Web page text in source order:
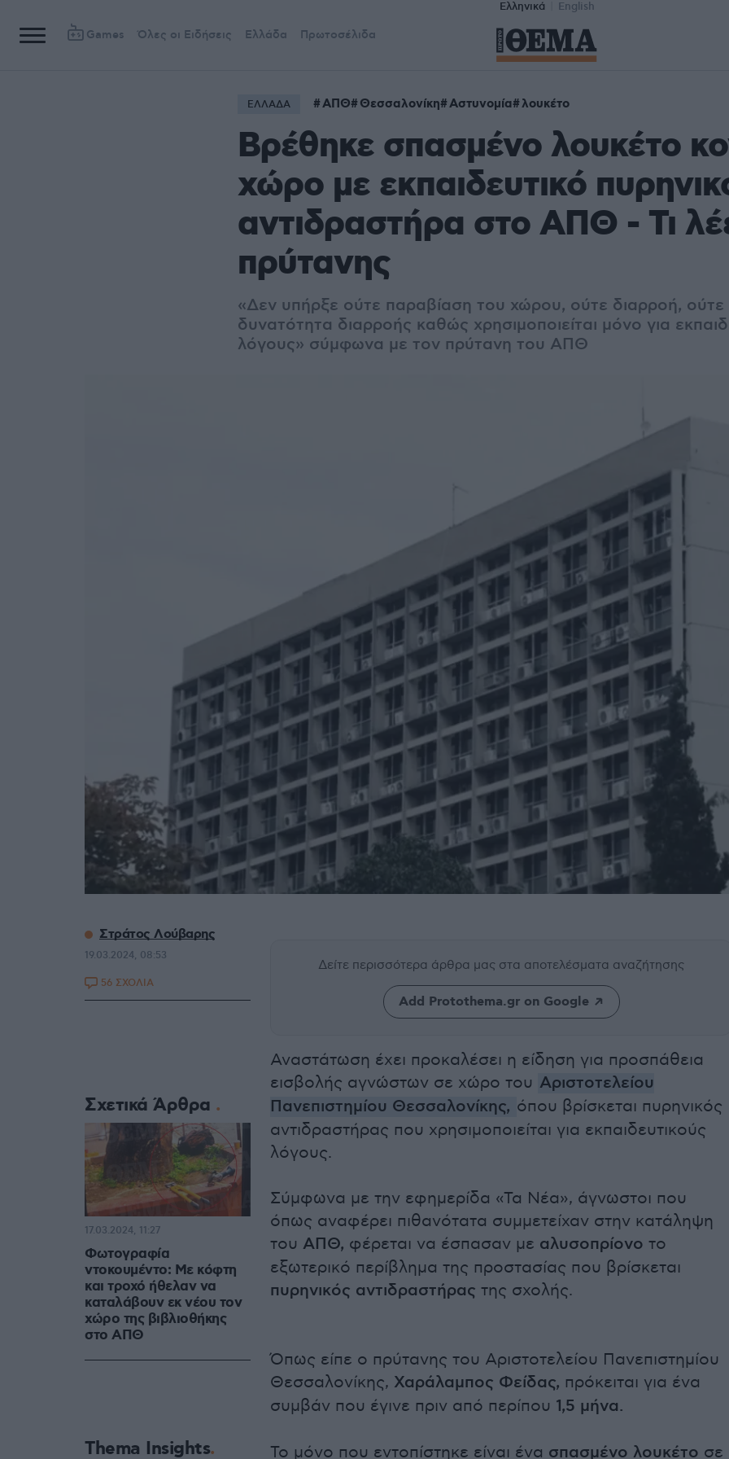
Ελληνικά English
Games Όλες οι Ειδήσεις Ελλάδα Πρωτοσέλιδα
ΕΛΛΑΔΑ ΑΠΘ Θεσσαλονίκη Αστυνομία λουκέτο
Βρέθηκε σπασμένο λουκέτο
χώρο με εκπαιδευτικό
αντιδραστήρα στο ΑΠΘ - Τι
πρύτανης
«Δεν υπήρξε ούτε παραβίαση του χώρου, ούτε διαρροή, ούτε
δυνατότητα διαρροής καθώς χρησιμοποιείται μόνο για
λόγους» σύμφωνα με τον πρύτανη του ΑΠΘ
Δείτε περισσότερα άρθρα μας στα αποτελέσματα αναζήτησης
Add Protothema.gr on Google
Αναστάτωση έχει προκαλέσει η είδηση για προσπάθεια
εισβολής αγνώστων σε χώρο του Αριστοτελείου
Πανεπιστημίου Θεσσαλονίκης, όπου βρίσκεται πυρηνικός
αντιδραστήρας που χρησιμοποιείται για εκπαιδευτικούς
λόγους.
Σύμφωνα με την εφημερίδα «Τα Νέα», άγνωστοι που
όπως αναφέρει πιθανότατα συμμετείχαν στην κατάληψη
του ΑΠΘ, φέρεται να έσπασαν με αλυσοπρίονο το
εξωτερικό περίβλημα της προστασίας που βρίσκεται
πυρηνικός αντιδραστήρας της σχολής.
Όπως είπε ο πρύτανης του Αριστοτελείου Πανεπιστημίου
Θεσσαλονίκης, Χαράλαμπος Φείδας, πρόκειται για ένα
συμβάν που έγινε πριν από περίπου 1,5 μήνα.
Το μόνο που εντοπίστηκε είναι ένα σπασμένο λουκέτο σε
Στράτος Λούβαρης
19.03.2024, 08:53
56 ΣΧΟΛΙΑ
Σχετικά Άρθρα
Φωτογραφία
ντοκουμέντο: Με κόφτη
και τροχό ήθελαν να
καταλάβουν εκ νέου τον
χώρο της βιβλιοθήκης
στο ΑΠΘ
17.03.2024, 11:27
Thema Insights